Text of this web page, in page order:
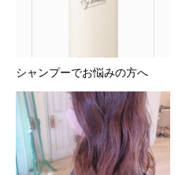
シャンプーでお悩みの方へ